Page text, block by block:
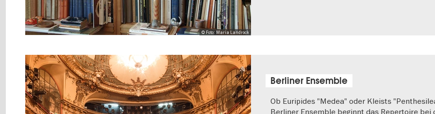
© Foto: Maria Landrock
Berliner Ensemble
Ob Euripides "Medea" oder Kleists
Berliner Ensemble beginnt das Repertoire bei